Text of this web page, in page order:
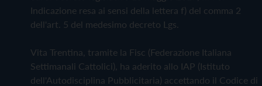
Indicazione resa ai sensi della lettera f) del comma 2
dell'art. 5 del medesimo decreto Lgs.
Vita Trentina, tramite la Fisc (Federazione Italiana
Settimanali Cattolici), ha aderito allo IAP (Istituto
dell'Autodisciplina Pubblicitaria) accettando il Codice di